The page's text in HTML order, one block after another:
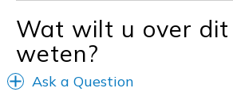
View On Shoes
Shoes are for
Wat wilt u over
weten?
Ask a Question